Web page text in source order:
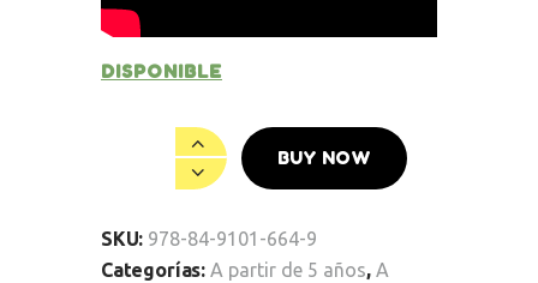
DISPONIBLE
BUY NOW
SKU: 978-84-9101-664-9
Categorías: A partir de 5 años, A